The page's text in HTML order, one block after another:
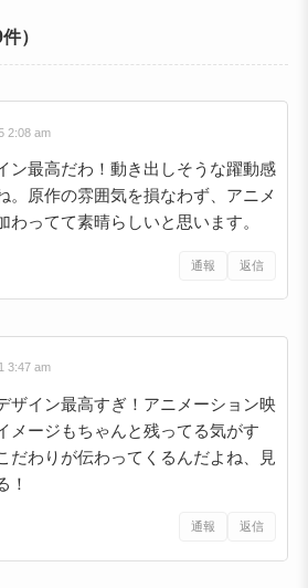
）
2:08 am
ン最高だわ！動き出しそうな躍動感
。原作の雰囲気を損なわず、アニメ
わってて素晴らしいと思います。
通報 返信
3:47 am
ザイン最高すぎ！アニメーション映
メージもちゃんと残ってる気がす
だわりが伝わってくるんだよね、見
！
通報 返信